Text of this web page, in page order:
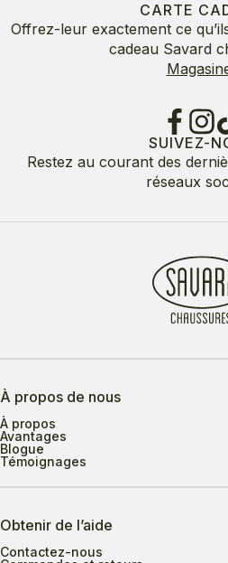
CARTE
Offrez-leur exactement ce
cadeau Savard
SUIVEZ-
Restez au courant des
réseaux
À propos de nous
À propos
Avantages
Blogue
Témoignages
Obtenir de l’aide
Contactez-nous